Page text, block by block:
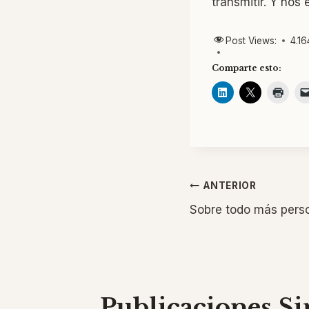
Post Views:
Comparte esto:
ANTERIOR
Sobre todo más